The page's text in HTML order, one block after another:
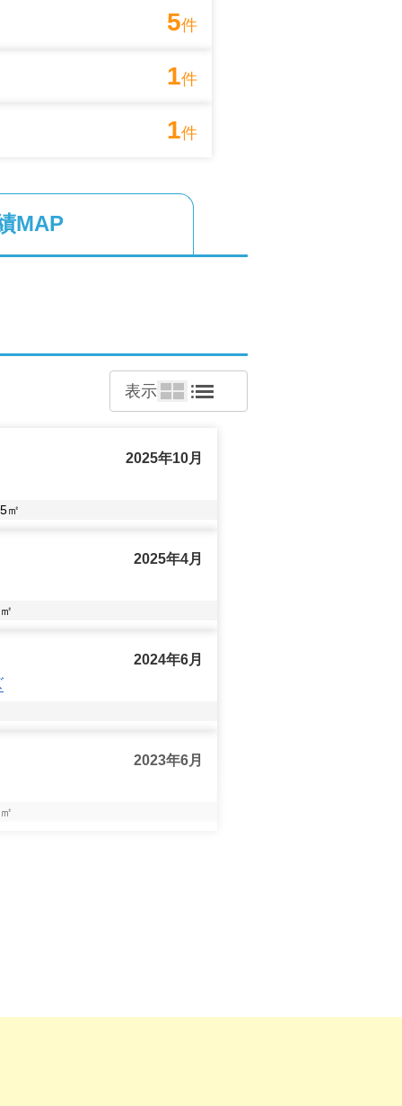
をご希望の方や周囲に売却を知ら
しておりますので、ご売却後の住
てくれていた」と、物件管理をお
売却だけでなく、相続や離婚によ
オンライン相談も承っておりますの
にご満足いただけるまでとことん
5件
1件
1件
MAP
表示
2025年10月
㎡
2025年4月
㎡
2024年6月
2023年6月
㎡